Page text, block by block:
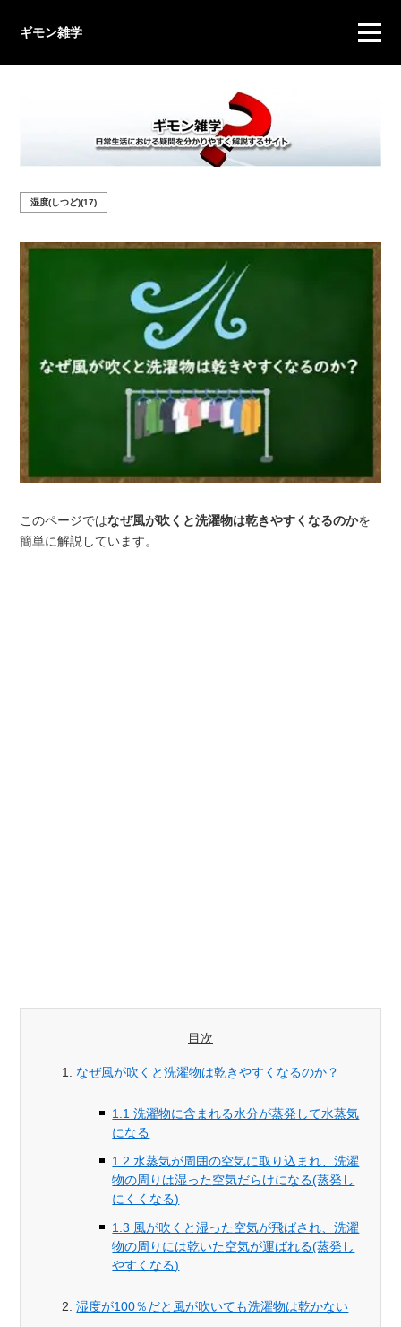
ギモン雑学
湿度(しつど)(17)
このページではなぜ風が吹くと洗濯物は乾きやすくなるのかを
簡単に解説しています。
目次
なぜ風が吹くと洗濯物は乾きやすくなるのか？
1.1 洗濯物に含まれる水分が蒸発して水蒸気
になる
1.2 水蒸気が周囲の空気に取り込まれ、洗濯
物の周りは湿った空気だらけになる(蒸発し
にくくなる)
1.3 風が吹くと湿った空気が飛ばされ、洗濯
物の周りには乾いた空気が運ばれる(蒸発し
やすくなる)
湿度が100％だと風が吹いても洗濯物は乾かない